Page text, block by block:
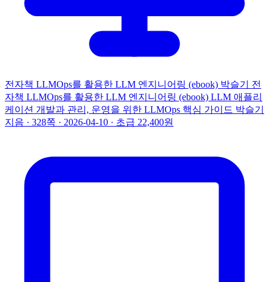
전자책 LLMOps를 활용한 LLM 엔지니어링 (ebook) 박슬기
전
자책 LLMOps를 활용한 LLM 엔지니어링 (ebook) LLM 애플리
케이션 개발과 관리, 운영을 위한 LLMOps 핵심 가이드 박슬기
지음 · 328쪽 · 2026-04-10 · 초급 22,400원